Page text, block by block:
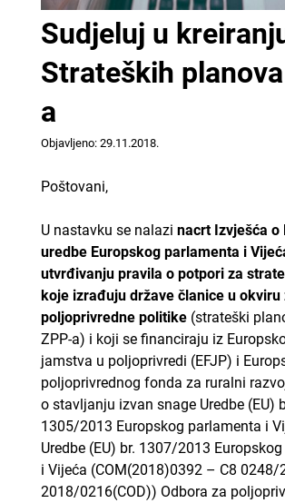
Sudjeluj u
Strateških
a
Objavljeno: 29.11.2018.
Poštovani,
U nastavku se nalazi nacrt Izvješća o
uredbe Europskog parlamenta i
utvrđivanju pravila o potpori za
koje izrađuju države članice u okviru
poljoprivredne politike(strateški
ZPP-a) i koji se financiraju iz
jamstva u poljoprivredi (EFJP) i
poljoprivrednog fonda za ruralni
o stavljanju izvan snage Uredbe (EU)
1305/2013 Europskog parlamenta i
Uredbe (EU) br. 1307/2013
i Vijeća (COM(2018)0392 – C8 0248/
2018/0216(COD)) Odbora za